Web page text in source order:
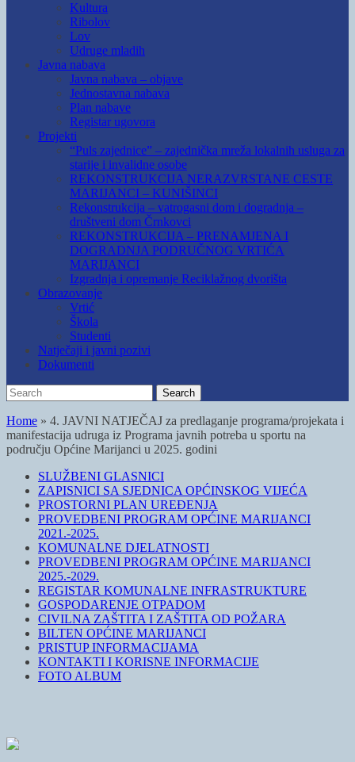
Kultura
Ribolov
Lov
Udruge mladih
Javna nabava
Javna nabava – objave
Jednostavna nabava
Plan nabave
Registar ugovora
Projekti
“Puls zajednice” – zajednička mreža lokalnih usluga za
starije i invalidne osobe
REKONSTRUKCIJA NERAZVRSTANE CESTE
MARIJANCI – KUNIŠINCI
Rekonstrukcija – vatrogasni dom i dogradnja –
društveni dom Črnkovci
REKONSTRUKCIJA – PRENAMJENA I
DOGRADNJA PODRUČNOG VRTIĆA
MARIJANCI
Izgradnja i opremanje Reciklažnog dvorišta
Obrazovanje
Vrtić
Škola
Studenti
Natječaji i javni pozivi
Dokumenti
Search
for:
Search
Home » 4. JAVNI NATJEČAJ za predlaganje programa/projekata i
manifestacija udruga iz Programa javnih potreba u sportu na
području Općine Marijanci u 2025. godini
SLUŽBENI GLASNICI
ZAPISNICI SA SJEDNICA OPĆINSKOG VIJEĆA
PROSTORNI PLAN UREĐENJA
PROVEDBENI PROGRAM OPĆINE MARIJANCI
2021.-2025.
KOMUNALNE DJELATNOSTI
PROVEDBENI PROGRAM OPĆINE MARIJANCI
2025.-2029.
REGISTAR KOMUNALNE INFRASTRUKTURE
GOSPODARENJE OTPADOM
CIVILNA ZAŠTITA I ZAŠTITA OD POŽARA
BILTEN OPĆINE MARIJANCI
PRISTUP INFORMACIJAMA
KONTAKTI I KORISNE INFORMACIJE
FOTO ALBUM